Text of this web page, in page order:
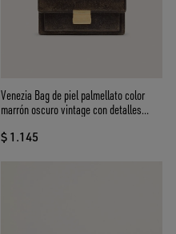
Venezia Bag de piel palmellato color
marrón oscuro vintage con detalles
$ 1.145